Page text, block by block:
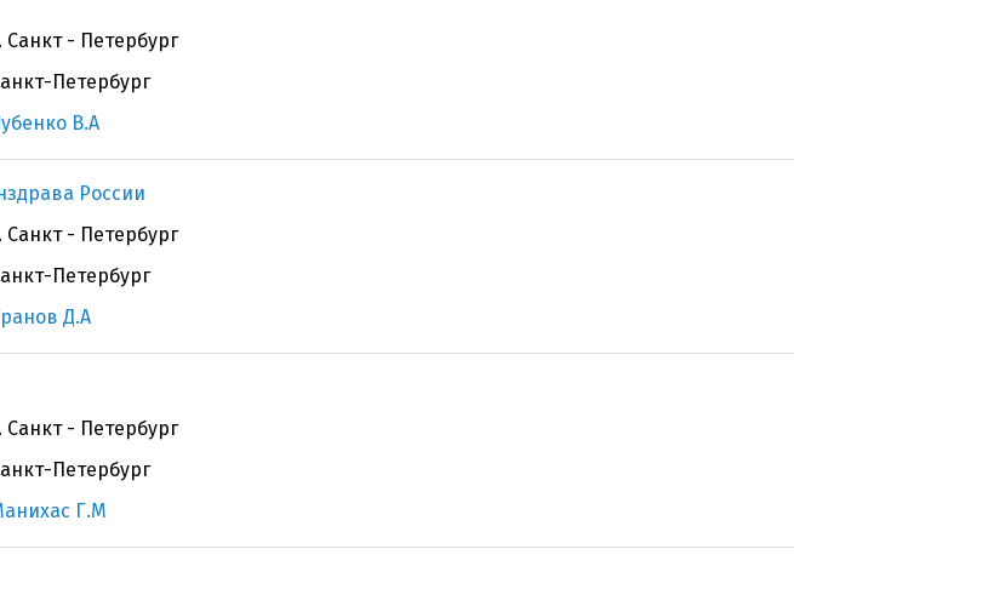
Санкт - Петербург
Петербург
В.А
России
Санкт - Петербург
Петербург
Д.А
Санкт - Петербург
Петербург
Г.М